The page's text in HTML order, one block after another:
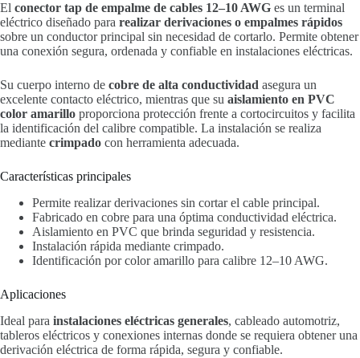
El conector tap de empalme de cables 12–10 AWG es un terminal
eléctrico diseñado para realizar derivaciones o empalmes rápidos
sobre un conductor principal sin necesidad de cortarlo. Permite obtener
una conexión segura, ordenada y confiable en instalaciones eléctricas.
Su cuerpo interno de cobre de alta conductividad asegura un
excelente contacto eléctrico, mientras que su aislamiento en PVC
color amarillo proporciona protección frente a cortocircuitos y facilita
la identificación del calibre compatible. La instalación se realiza
mediante crimpado con herramienta adecuada.
Características principales
Permite realizar derivaciones sin cortar el cable principal.
Fabricado en cobre para una óptima conductividad eléctrica.
Aislamiento en PVC que brinda seguridad y resistencia.
Instalación rápida mediante crimpado.
Identificación por color amarillo para calibre 12–10 AWG.
Aplicaciones
Ideal para instalaciones eléctricas generales, cableado automotriz,
tableros eléctricos y conexiones internas donde se requiera obtener una
derivación eléctrica de forma rápida, segura y confiable.